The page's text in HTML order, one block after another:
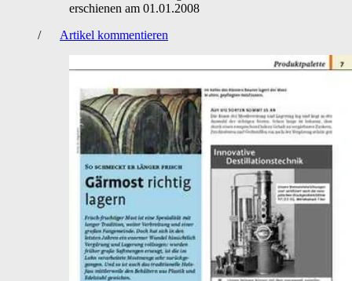
erschienen am 01.01.2008
/
Artikel kommentieren